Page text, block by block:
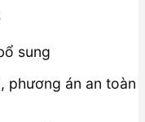
sung
phương án an toàn